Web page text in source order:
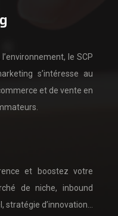
le SCP
s’intéresse au
et de vente en
et boostez votre
de niche, inbound
d’innovation…